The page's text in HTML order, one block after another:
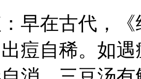
早在古代，
痘自稀。如